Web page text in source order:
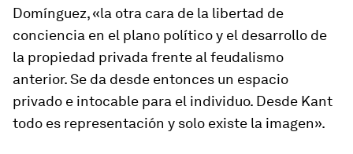
Domínguez, «la otra cara de la libertad de
conciencia en el plano político y el desarrollo de
la propiedad privada frente al feudalismo
anterior. Se da desde entonces un espacio
privado e intocable para el individuo. Desde Kant
todo es representación y solo existe la imagen».